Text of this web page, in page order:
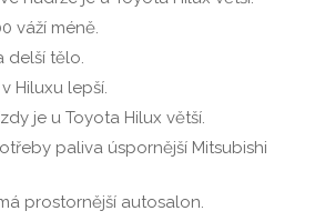
váží méně.
delší tělo.
Hiluxu lepší.
je u Toyota Hilux větší.
paliva úspornější Mitsubishi
prostornější autosalon.